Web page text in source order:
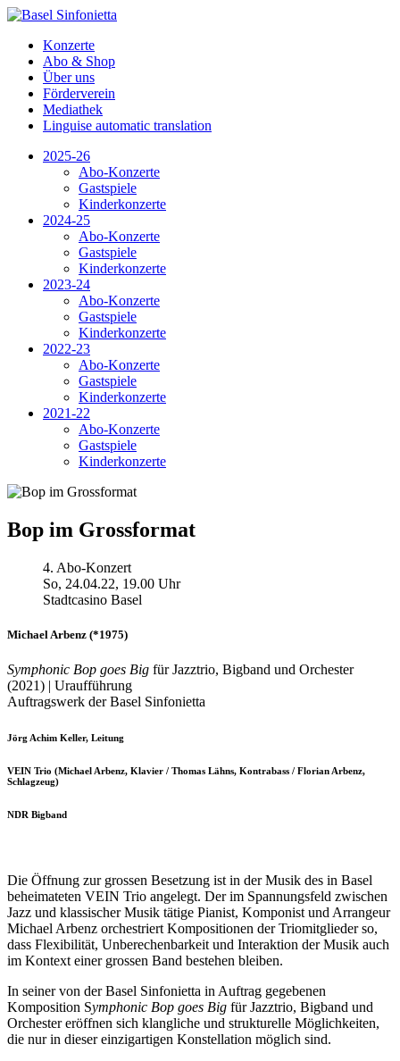
Konzerte
Abo & Shop
Über uns
Förderverein
Mediathek
Linguise automatic translation
2025-26
Abo-Konzerte
Gastspiele
Kinderkonzerte
2024-25
Abo-Konzerte
Gastspiele
Kinderkonzerte
2023-24
Abo-Konzerte
Gastspiele
Kinderkonzerte
2022-23
Abo-Konzerte
Gastspiele
Kinderkonzerte
2021-22
Abo-Konzerte
Gastspiele
Kinderkonzerte
Bop im Grossformat
4. Abo-Konzert
So, 24.04.22, 19.00 Uhr
Stadtcasino Basel
Michael Arbenz (*1975)
Symphonic Bop goes Big für Jazztrio, Bigband und Orchester
(2021) | Uraufführung
Auftragswerk der Basel Sinfonietta
Jörg Achim Keller, Leitung
VEIN Trio (Michael Arbenz, Klavier / Thomas Lähns, Kontrabass / Florian Arbenz,
Schlagzeug)
NDR Bigband
Die Öffnung zur grossen Besetzung ist in der Musik des in Basel
beheimateten VEIN Trio angelegt. Der im Spannungsfeld zwischen
Jazz und klassischer Musik tätige Pianist, Komponist und Arrangeur
Michael Arbenz orchestriert Kompositionen der Triomitglieder so,
dass Flexibilität, Unberechenbarkeit und Interaktion der Musik auch
im Kontext einer grossen Band bestehen bleiben.
In seiner von der Basel Sinfonietta in Auftrag gegebenen
Komposition Symphonic Bop goes Big für Jazztrio, Bigband und
Orchester eröffnen sich klangliche und strukturelle Möglichkeiten,
die nur in dieser einzigartigen Konstellation möglich sind.